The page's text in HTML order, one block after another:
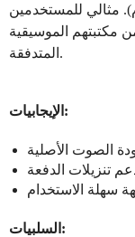
مثالي للمستخدمين
مكتبتهم الموسيقية
المتدفقة.
الإيجابيات:
السلبيات: